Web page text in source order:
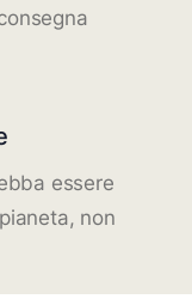
essere
non